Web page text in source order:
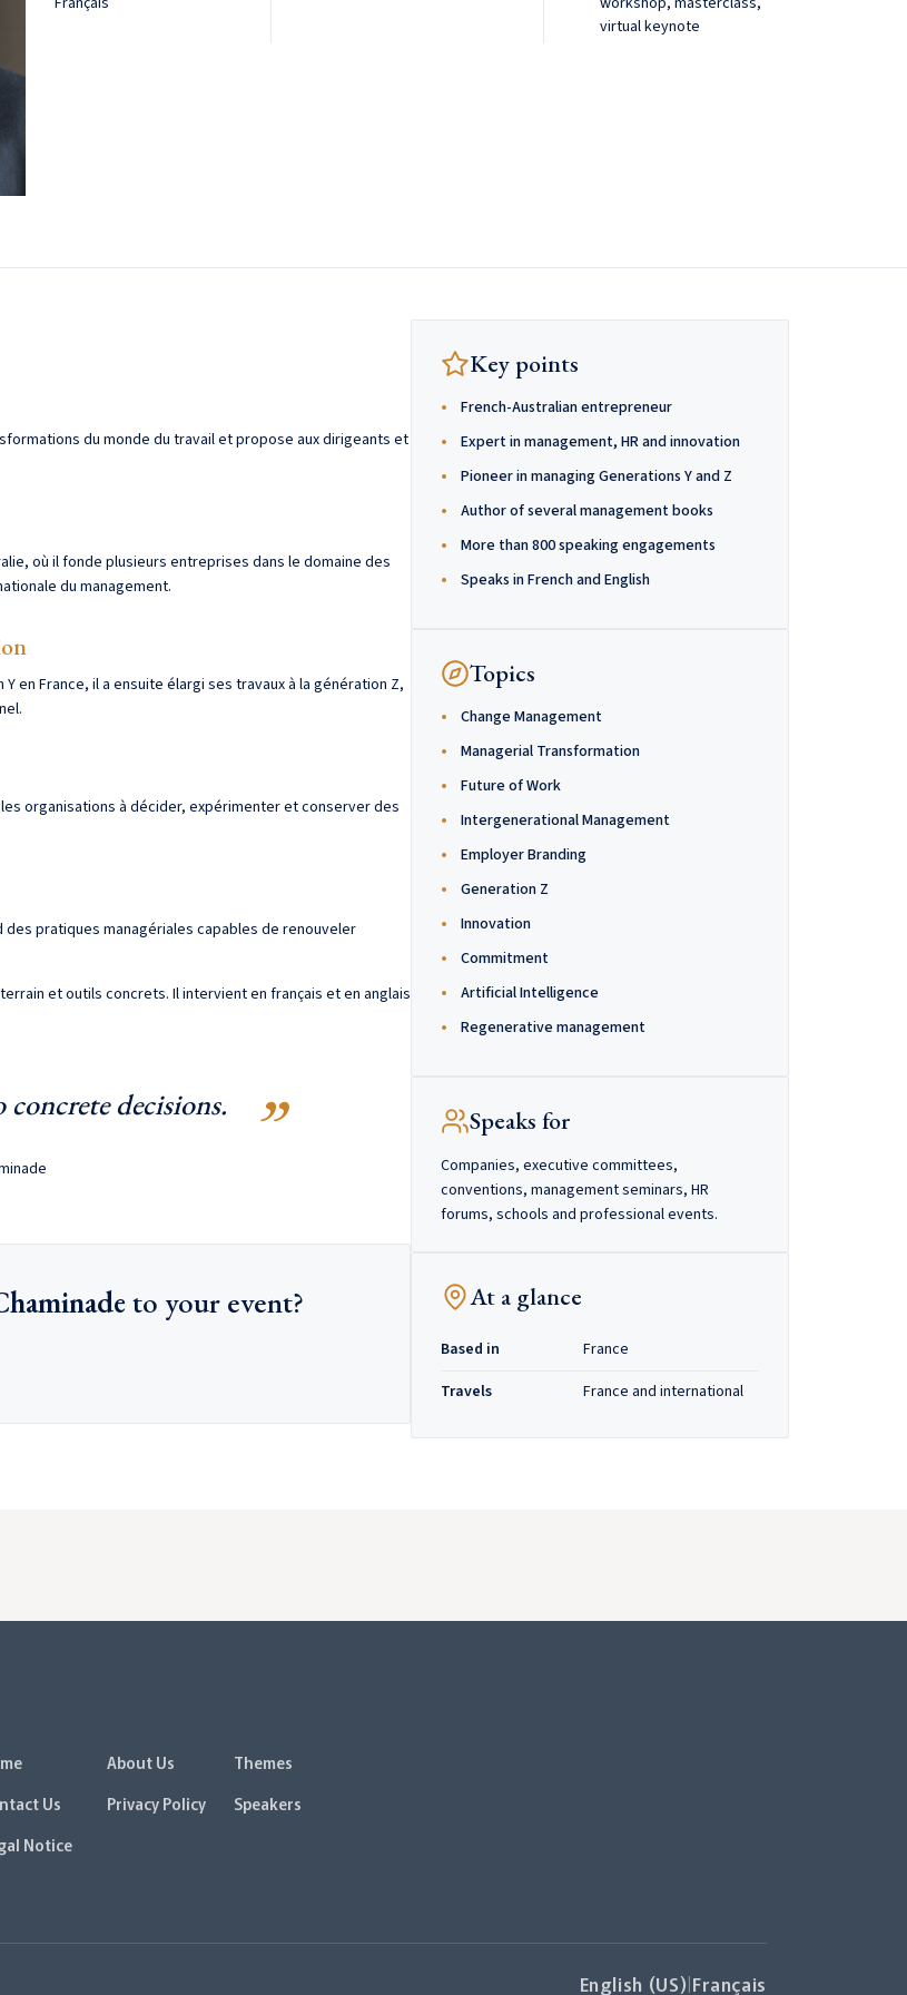
virtual keynote
du monde du travail et propose aux dirigeants et
où il fonde plusieurs entreprises dans le domaine des
du management.
en France, il a ensuite élargi ses travaux à la génération Z,
organisations à décider, expérimenter et conserver des
pratiques managériales capables de renouveler
et outils concrets. Il intervient en français et en anglais
decisions.
to your event?
Key points
French-Australian entrepreneur
Expert in management, HR and innovation
Pioneer in managing Generations Y and Z
Author of several management books
More than 800 speaking engagements
Speaks in French and English
Topics
Change Management
Managerial Transformation
Future of Work
Intergenerational Management
Employer Branding
Generation Z
Innovation
Commitment
Artificial Intelligence
Regenerative management
Speaks for
Companies, executive committees,
conventions, management seminars, HR
forums, schools and professional events.
At a glance
Based in
France
Travels
France and international
About Us
Themes
Us
Privacy Policy
Speakers
Notice
English (US)|Français